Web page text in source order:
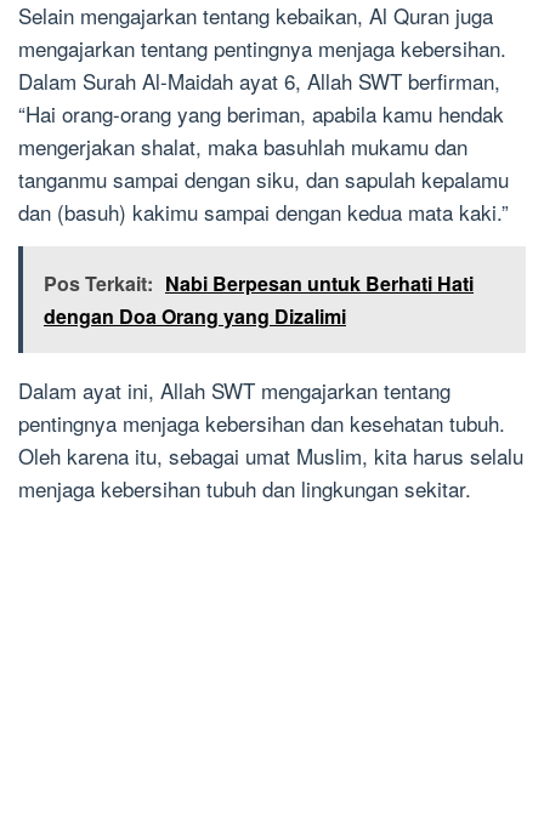
Selain mengajarkan tentang kebaikan, Al Quran juga
mengajarkan tentang pentingnya menjaga kebersihan.
Dalam Surah Al-Maidah ayat 6, Allah SWT berfirman,
“Hai orang-orang yang beriman, apabila kamu hendak
mengerjakan shalat, maka basuhlah mukamu dan
tanganmu sampai dengan siku, dan sapulah kepalamu
dan (basuh) kakimu sampai dengan kedua mata kaki.”
Pos Terkait: Nabi Berpesan untuk Berhati Hati
dengan Doa Orang yang Dizalimi
Dalam ayat ini, Allah SWT mengajarkan tentang
pentingnya menjaga kebersihan dan kesehatan tubuh.
Oleh karena itu, sebagai umat Muslim, kita harus selalu
menjaga kebersihan tubuh dan lingkungan sekitar.